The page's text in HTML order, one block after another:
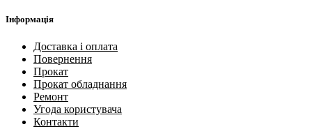
Інформація
Доставка і оплата
Повернення
Прокат
Прокат обладнання
Ремонт
Угода користувача
Контакти